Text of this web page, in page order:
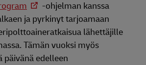
-ohjelman kanssa
ja pyrkinyt tarjoamaan
lähettäjille
Tämän vuoksi myös
päivänä edelleen